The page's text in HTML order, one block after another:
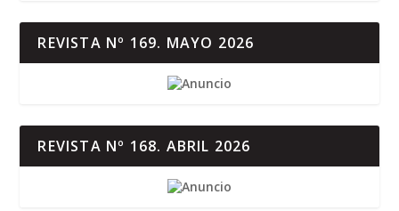
REVISTA Nº 169. MAYO 2026
REVISTA Nº 168. ABRIL 2026